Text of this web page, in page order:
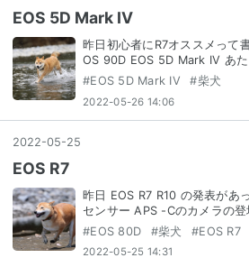
EOS 5D Mark IV
昨日初心者にR7オススメって
OS 90D EOS 5D Mark IV あ
#EOS 5D Mark IV #柴犬
2022-05-26 14:06
2022-05-25
EOS R7
昨日 EOS R7 R10 の発表があ
センサー APS -Cのカメラの
#EOS 80D #柴犬 #EOS R7
2022-05-25 14:31